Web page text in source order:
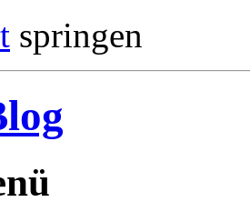
springen